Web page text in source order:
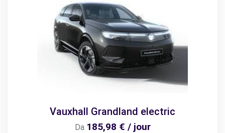
Vauxhall Grandland electric
Da 185,98 € / jour